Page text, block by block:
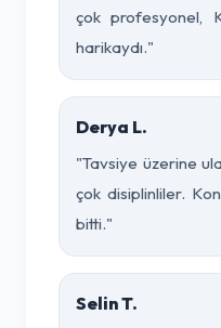
çok profesyonel,
harikaydı."
Derya L.
"Tavsiye üzerine
çok disiplinliler.
bitti."
Selin T.